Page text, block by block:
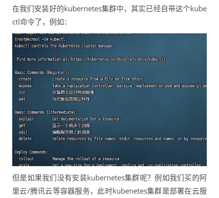
在我们安装好的kubernetes集群中，其实已经自带这个kube
ctl命令了，例如：
但是如果我们没有安装kubernetes集群呢？例如我们买的阿
里云/腾讯云等容器服务，此时kubenetes集群是部署在云服